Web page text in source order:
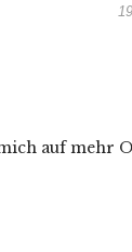
auf mehr